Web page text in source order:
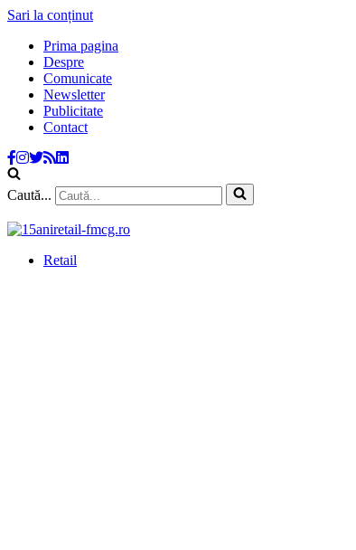
Sari la conținut
Prima pagina
Despre
Comunicate
Newsletter
Publicitate
Contact
Caută...
Retail